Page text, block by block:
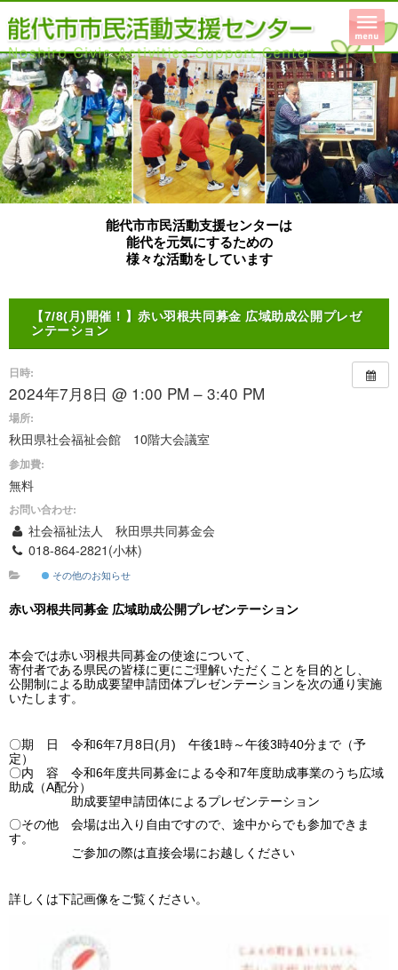
能代市市民活動支援センターは
能代を元気にするための
様々な活動をしています
【7/8(月)開催！】赤い羽根共同募金 広域助成公開プレゼ
ンテーション
日時:
2024年7月8日 @ 1:00 PM – 3:40 PM
場所:
秋田県社会福祉会館 10階大会議室
参加費:
無料
お問い合わせ:
社会福祉法人 秋田県共同募金会
018-864-2821(小林)
その他のお知らせ
赤い羽根共同募金 広域助成公開プレゼンテーション
本会では赤い羽根共同募金の使途について、
寄付者である県民の皆様に更にご理解いただくことを目的とし、
公開制による助成要望申請団体プレゼンテーションを次の通り実施
いたします。
〇期 日 令和6年7月8日(月) 午後1時～午後3時40分まで（予
定）
〇内 容 令和6年度共同募金による令和7年度助成事業のうち広域
助成（A配分）
助成要望申請団体によるプレゼンテーション
〇その他 会場は出入り自由ですので、途中からでも参加できま
す。
ご参加の際は直接会場にお越しください
詳しくは下記画像をご覧ください。